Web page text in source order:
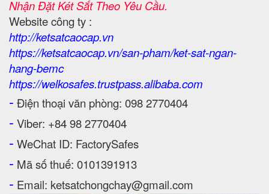
Nhận Đặt Két Sắt Theo Yêu Cầu.
Website công ty :
http://ketsatcaocap.vn
https://ketsatcaocap.vn/san-pham/ket-sat-ngan-
hang-bemc
https://welkosafes.trustpass.alibaba.com
- Điện thoại văn phòng: 098 2770404
- Viber: +84 98 2770404
- WeChat ID: FactorySafes
- Mã số thuế: 0101391913
- Email: ketsatchongchay@gmail.com